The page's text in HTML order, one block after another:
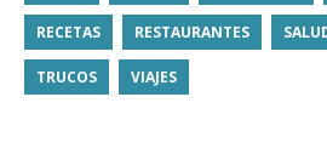
RECETAS RESTAURANTES
TRUCOS VIAJES